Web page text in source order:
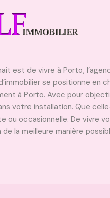
est de vivre à Porto,
se positionne en
à Porto. Avec pour
votre installation. Que
ou occasionnelle. De vivre
la meilleure manière